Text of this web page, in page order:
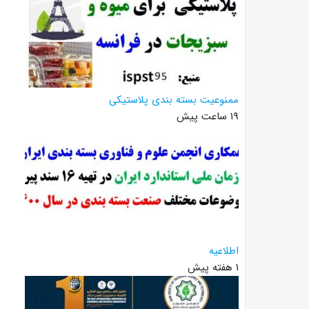
ممنوعیت بسته بندی پلاستیکی
۱۹ ساعت پیش
اطلاعیه
۱ هفته پیش